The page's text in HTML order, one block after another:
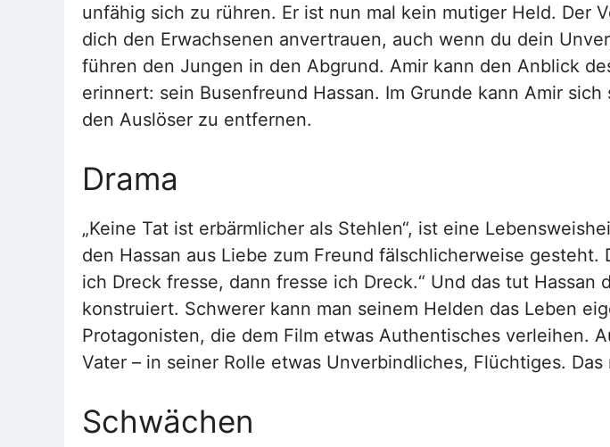
unfähig sich zu rühren. Er ist nun mal kein mutiger Held.
dich den Erwachsenen anvertrauen, auch wenn du dein
führen den Jungen in den Abgrund. Amir kann den Anblick
erinnert: sein Busenfreund Hassan. Im Grunde kann Amir
den Auslöser zu entfernen.
Drama
„Keine Tat ist erbärmlicher als Stehlen“, ist eine
den Hassan aus Liebe zum Freund fälschlicherweise
ich Dreck fresse, dann fresse ich Dreck.“ Und das tut Hassan
konstruiert. Schwerer kann man seinem Helden das Leben
Protagonisten, die dem Film etwas Authentisches verleihen.
Vater – in seiner Rolle etwas Unverbindliches, Flüchtiges.
Schwächen